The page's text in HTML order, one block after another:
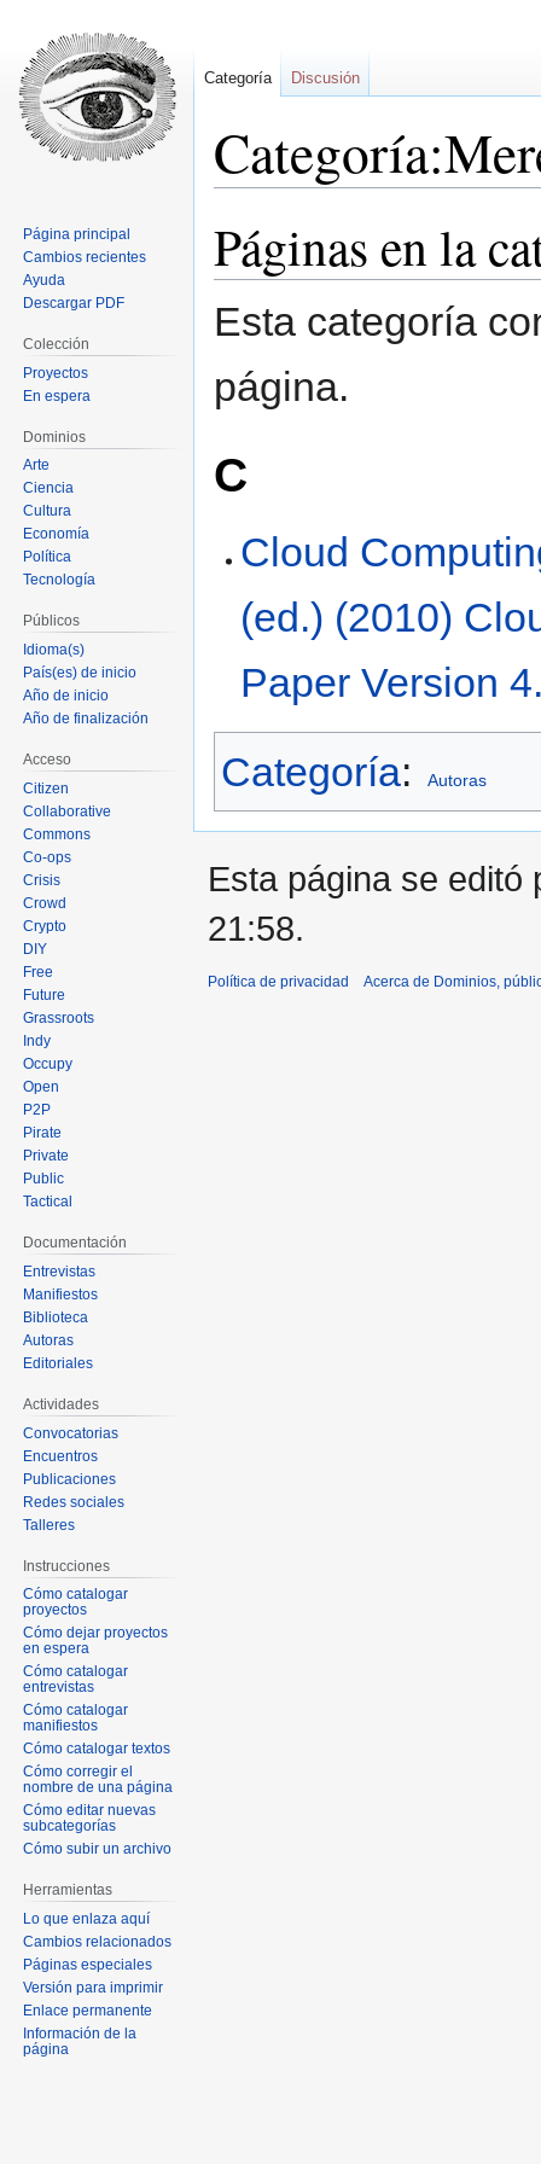
la
navegación
la
búsqueda
Páginas en la
Esta categoría
página.
C
Cloud
(ed.) (2010)
Paper Version
Categoría: Autoras
Categoría Discusión
Página principal
Cambios recientes
Ayuda
Descargar PDF
Colección
Proyectos
En espera
Dominios
Arte
Ciencia
Cultura
Economía
Política
Tecnología
Públicos
Idioma(s)
País(es) de inicio
Año de inicio
Año de finalización
Acceso
Citizen
Collaborative
Commons
Co-ops
Crisis
Crowd
Crypto
DIY
Free
Future
Grassroots
Indy
Occupy
Open
P2P
Pirate
Private
Public
Tactical
Documentación
Entrevistas
Manifiestos
Biblioteca
Autoras
Editoriales
Actividades
Convocatorias
Encuentros
Publicaciones
Redes sociales
Talleres
Instrucciones
Cómo catalogar
proyectos
Cómo dejar proyectos
en espera
Cómo catalogar
entrevistas
Cómo catalogar
manifiestos
Cómo catalogar textos
Cómo corregir el
nombre de una página
Cómo editar nuevas
subcategorías
Cómo subir un archivo
Herramientas
Lo que enlaza aquí
Cambios relacionados
Páginas especiales
Versión para imprimir
Enlace permanente
Información de la
página
Esta página se editó
21:58.
Política de privacidad Acerca de Dominios,